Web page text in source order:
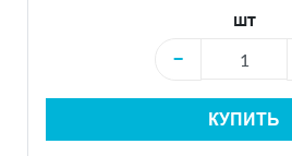
шт
−
КУПИТЬ